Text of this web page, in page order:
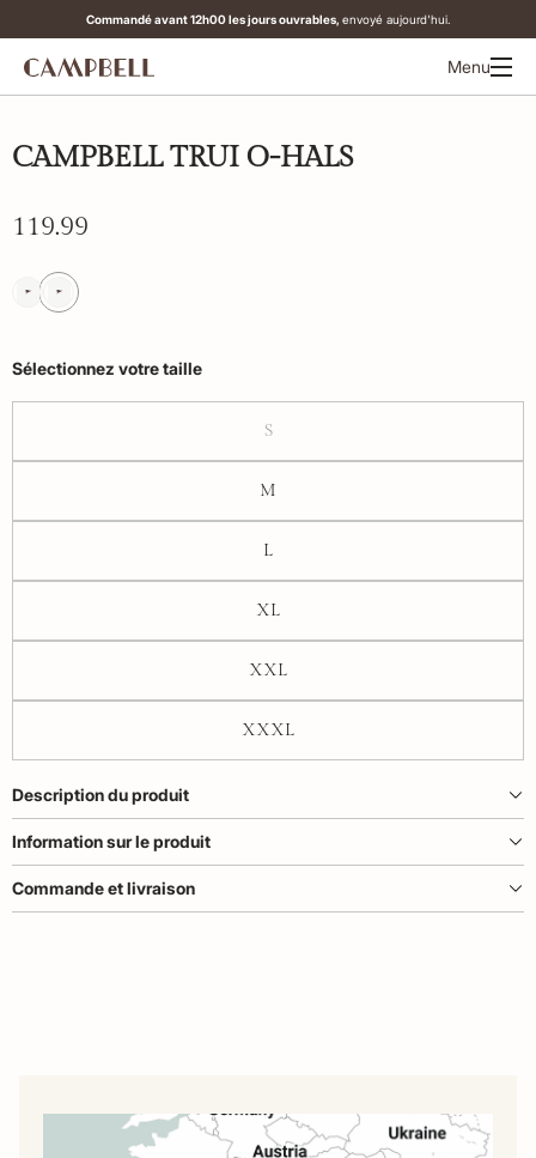
Commandé avant 12h00 les jours ouvrables, envoyé aujourd'hui.
Menu
CAMPBELL TRUI O-HALS
119.99
Sélectionnez votre taille
S
M
L
XL
XXL
XXXL
Description du produit
Information sur le produit
Commande et livraison